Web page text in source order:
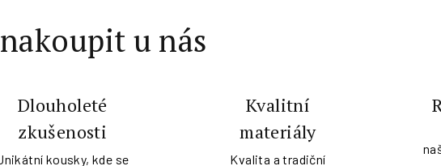
u nás
Dlouholeté
zkušenosti
kousky, kde se
Kvalitní
materiály
Kvalita a tradiční